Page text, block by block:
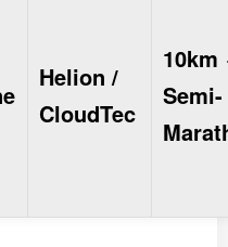
Helion /
CloudTec
Semi-